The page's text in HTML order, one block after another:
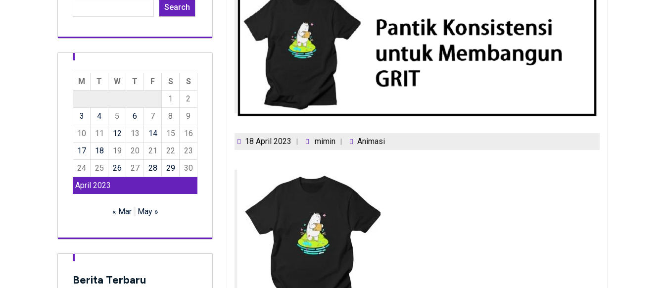
18 April 2023 mimin Animasi
Search
April 2023
M T W T F S
S
1
2
3
4 5 6 7 8
9
10
11 12 13 14 15
16
17
18 19 20 21 22
23
24
25 26 27 28 29 30
« Mar May »
Berita Terbaru